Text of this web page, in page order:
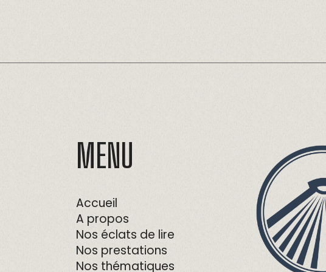
MENU
Accueil
A propos
Nos éclats de lire
Nos prestations
Nos thématiques